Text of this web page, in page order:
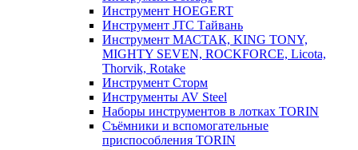
Инструмент HOEGERT
Инструмент JTC Тайвань
Инструмент МАСТАК, KING TONY,
MIGHTY SEVEN, ROCKFORCE, Licota,
Thorvik, Rotake
Инструмент Сторм
Инструменты AV Steel
Наборы инструментов в лотках TORIN
Съёмники и вспомогательные
приспособления TORIN